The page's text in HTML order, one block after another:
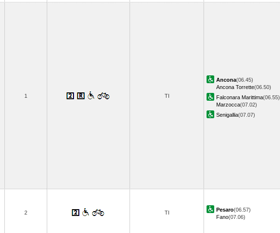
1 TI
Ancona(06.45)
Ancona Torrette(06.50)
Falconara Marittima(06.55)
Marzocca(07.02)
Senigallia(07.07)
2 TI Pesaro(06.57)
Fano(07.06)